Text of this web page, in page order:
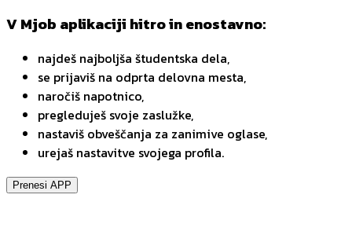
V Mjob aplikaciji hitro in enostavno:
najdeš najboljša študentska dela,
se prijaviš na odprta delovna mesta,
naročiš napotnico,
pregleduješ svoje zaslužke,
nastaviš obveščanja za zanimive oglase,
urejaš nastavitve svojega profila.
Prenesi APP